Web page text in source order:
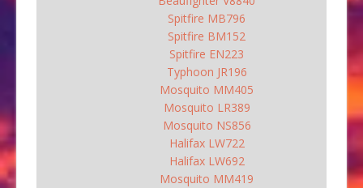
Spitfire MB796
Spitfire BM152
Spitfire EN223
Typhoon JR196
Mosquito MM405
Mosquito LR389
Mosquito NS856
Halifax LW722
Halifax LW692
Mosquito MM419